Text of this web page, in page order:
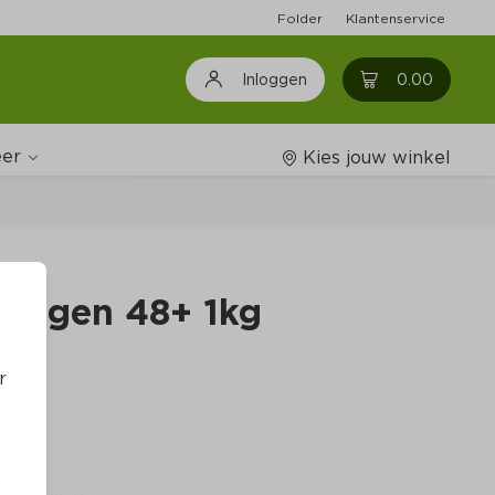
Folder Klantenservice
Inloggen 0.00 0
Kies jouw winkel
48+ 1kg